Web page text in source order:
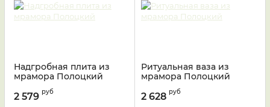
Надгробная плита из
мрамора Полоцкий
2 579 руб
Ритуальная ваза из
мрамора Полоцкий
2 628 руб